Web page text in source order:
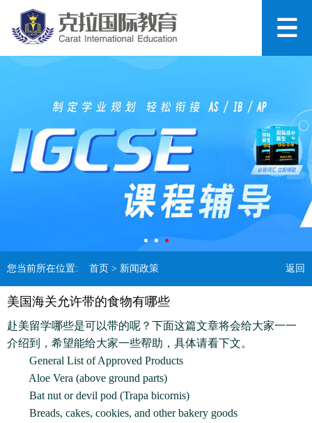
您当前所在位置: 首页 > 新闻政策 返回
美国海关允许带的食物有哪些
赴美留学哪些是可以带的呢？下面这篇文章将会给大家一一
介绍到，希望能给大家一些帮助，具体请看下文。
General List of Approved Products
Aloe Vera (above ground parts)
Bat nut or devil pod (Trapa bicornis)
Breads, cakes, cookies, and other bakery goods